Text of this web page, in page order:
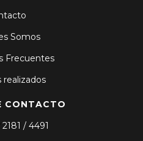
Somos
Frecuentes
realizados
CONTACTO
2181 / 4491